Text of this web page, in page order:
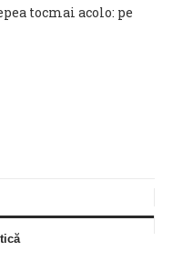
tocmai acolo: pe